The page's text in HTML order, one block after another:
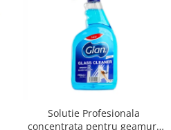
Solutie Profesionala
concentrata pentru geamuri